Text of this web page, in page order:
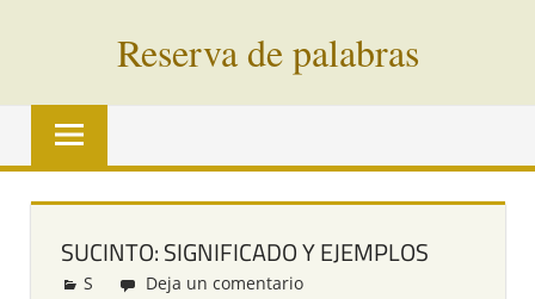
Reserva de palabras
Palabras
vías
todo
SUCINTO: SIGNIFICADO Y EJEMPLOS
Redacción
S Deja un comentario